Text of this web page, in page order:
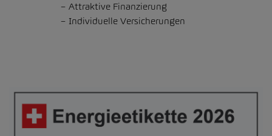
Attraktive Finanzierung
Individuelle Versicherungen